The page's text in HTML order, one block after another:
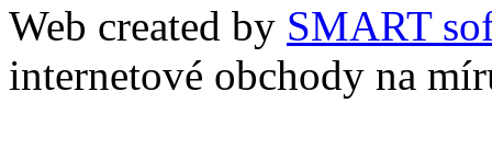
Web created by SMART
internetové obchody na